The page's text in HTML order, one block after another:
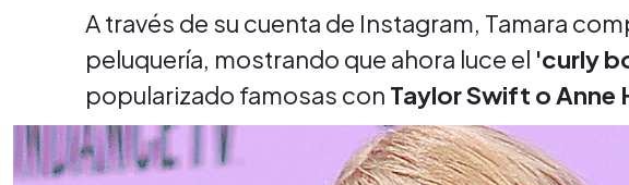
A través de su cuenta de Instagram, Tamara
peluquería, mostrando que ahora luce el 'curly
popularizado famosas con Taylor Swift o Anne